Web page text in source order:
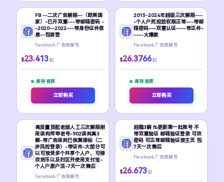
FB --二次广告解限--（欧美国
家）-已开双重---带邮箱密码 -
-2020--2022---带身份证件信
息--包首登
Facebook 广告限解号
$23.413 起
库存 有货
立即购买
2015-2024年超级三次解限---
-个人户死投放权限正常---带邮
箱密码---双重认证----带正件-
----火爆款
Facebook 广告限解号
$26.3766 起
库存 有货
立即购买
高质量顶配老版人工三次解限耐
用误判终审老号-902误判真3
解-带广告误判已恢复绿标（二
步风控登录）-带证件-大部分可
以可接受多个共享个人户、可修
改货币以及时区并使用支付宝-
个人户原户活-7天一次售后
Facebook 广告限解号
超稳3解 fb更新第一批账号 不
带双重验证 邮箱验证登录 可改
密码 可正常邮箱验证接主页 包
7天一次售后
Facebook 广告限解号
$26.673 起